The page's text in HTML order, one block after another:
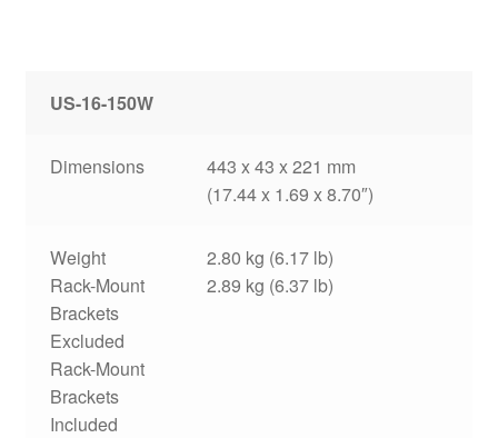
US-16-150W
Dimensions
443 x 43 x 221 mm
(17.44 x 1.69 x 8.70″)
Weight
Rack-Mount
Brackets
Excluded
Rack-Mount
Brackets
Included
2.80 kg (6.17 lb)
2.89 kg (6.37 lb)